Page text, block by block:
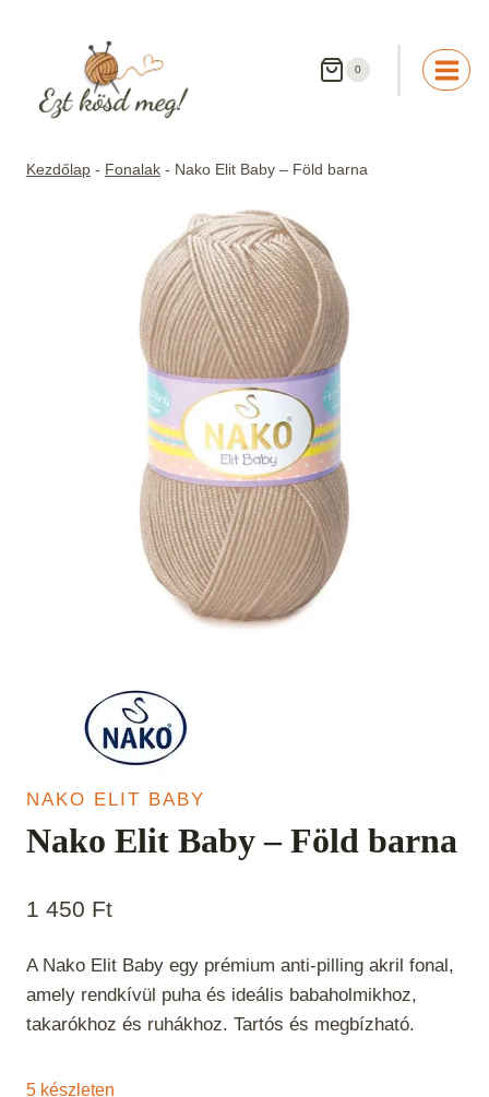
0
Kezdőlap - Fonalak - Nako Elit Baby – Föld barna
NAKO ELIT BABY
Nako Elit Baby – Föld barna
1 450 Ft
A Nako Elit Baby egy prémium anti-pilling akril fonal,
amely rendkívül puha és ideális babaholmikhoz,
takarókhoz és ruhákhoz. Tartós és megbízható.
5 készleten